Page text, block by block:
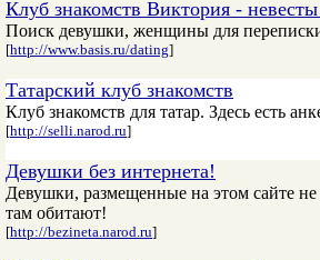
Клуб знакомств Виктория -
Поиск девушки, женщины для
[http://www.basis.ru/dating]
Татарский клуб знакомств
Клуб знакомств для татар. Здесь есть
[http://selli.narod.ru]
Девушки без интернета!
Девушки, размещенные на этом сайте
там обитают!
[http://bezineta.narod.ru]